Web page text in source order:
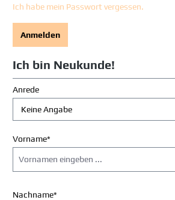
Ich habe mein Passwort vergessen.
Anmelden
Ich bin Neukunde!
Persönliche Informationen
Anrede
Vorname*
Nachname*